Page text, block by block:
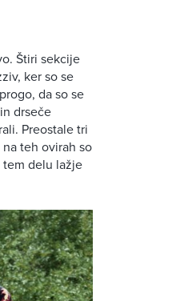
Štiri sekcije
ker so se
da so se
drseče
Preostale tri
teh ovirah so
delu lažje